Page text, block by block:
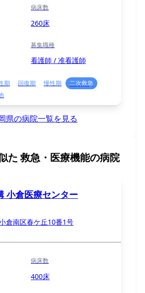
病床数
260床
募集職種
看護師 / 准看護師
期 回復期 慢性期
二次救急
県の病院一覧を見る
た 救急・医療機能の病院
小倉医療センター
倉南区春ケ丘10番1号
病床数
400床